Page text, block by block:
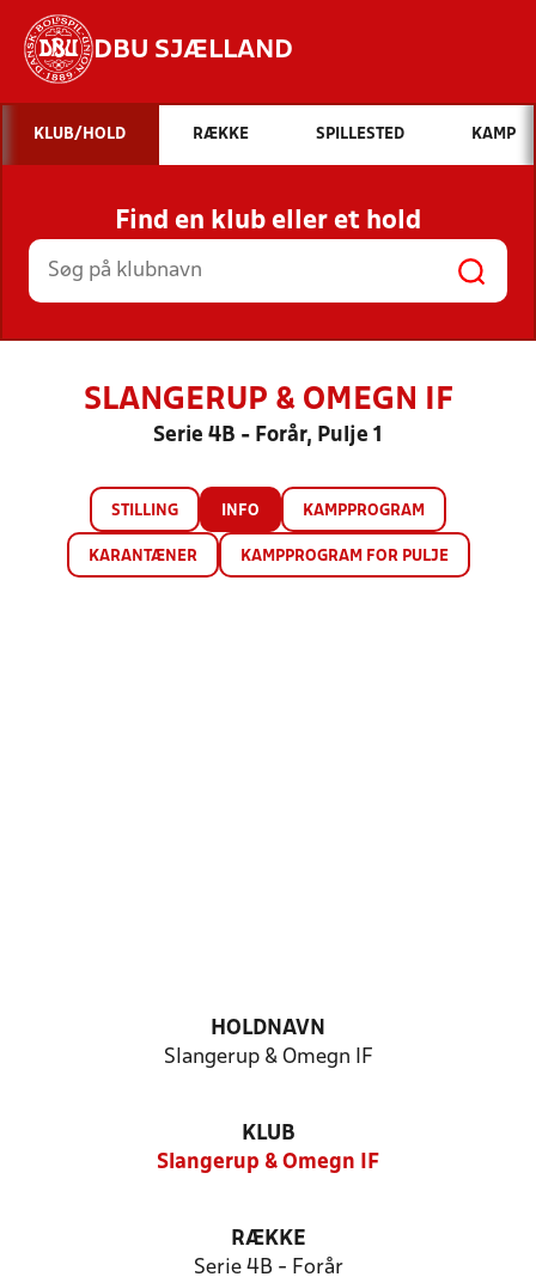
DBU SJÆLLAND
Hvad vil du søge efter?
INDHOLD OG NYHEDER
STILLINGER, RESULTATER, KLUBBER OG
HOLD
KLUB/HOLD RÆKKE SPILLESTED KAMP
Find en klub eller et hold
SLANGERUP & OMEGN IF
Serie 4B - Forår, Pulje 1
STILLING INFO KAMPPROGRAM
KARANTÆNER KAMPPROGRAM FOR PULJE
HOLDNAVN
Slangerup & Omegn IF
KLUB
Slangerup & Omegn IF
RÆKKE
Serie 4B - Forår